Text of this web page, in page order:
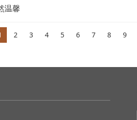
温馨
2 3 4 5 6 7 8 9